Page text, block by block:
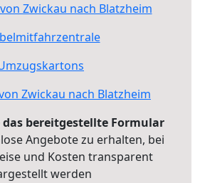
Zwickau nach Blatzheim
Zwickau nach Blatzheim
bereitgestellte Formular
Angebote zu erhalten, bei
und Kosten transparent
werden